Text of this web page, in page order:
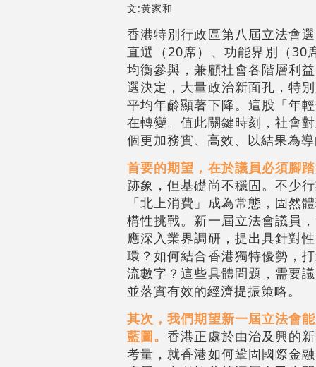
文:黃家和
香港特別行政區第八屆立法會
直選（20席）、功能界別（30
均衡參與，兼顧社會各階層利
選決定，大量政治新面孔，特
平均年齡顯著下降。這股「年
在轉變。值此關鍵時刻，社會
個更加務實、高效、以結果為
首要的期望，在於議員必須腳
跡象，但基礎尚不穩固。不少
「北上消費」成為常態，固然
構性挑戰。新一屆立法會議員
應深入業界調研，提出具針對
環？如何結合香港獨特優勢，
流數字？這些具體問題，需要
並落實有效的經濟提振策略。
其次，我們期望新一屆立法會
藍圖。香港正處於由治及興的
考量，就香港如何鞏固國際金